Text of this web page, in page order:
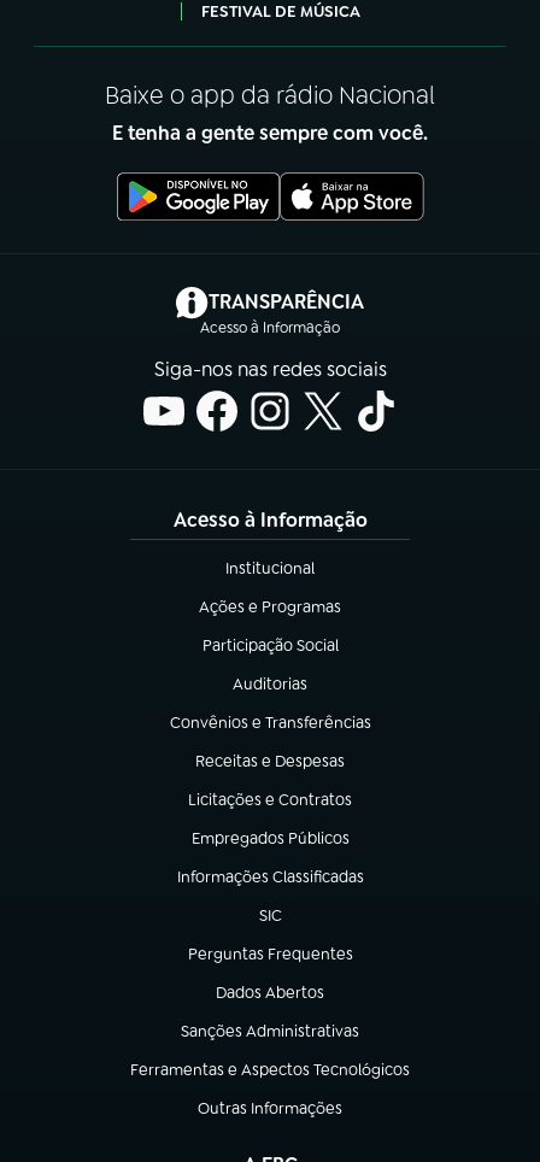
FESTIVAL DE MÚSICA
Baixe o app da rádio Nacional
E tenha a gente sempre com você.
TRANSPARÊNCIA
Acesso à Informação
(abre em nova aba)
Siga-nos nas redes sociais
Acesso à Informação
Institucional
(abre em nova aba)
Ações e Programas
(abre em nova aba)
Participação Social
(abre em nova aba)
Auditorias
(abre em nova aba)
Convênios e Transferências
(abre em nova aba)
Receitas e Despesas
(abre em nova aba)
Licitações e Contratos
(abre em nova aba)
Empregados Públicos
(abre em nova aba)
Informações Classificadas
(abre em nova aba)
SIC
(abre em nova aba)
Perguntas Frequentes
(abre em nova aba)
Dados Abertos
(abre em nova aba)
Sanções Administrativas
(abre em nova aba)
Ferramentas e Aspectos Tecnológicos
(abre em nova aba)
Outras Informações
(abre em nova aba)